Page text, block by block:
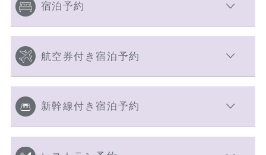
宿泊予約
航空券付き宿泊予約
新幹線付き宿泊予約